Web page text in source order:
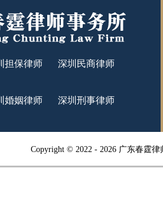
担保律师 深圳民商律师
婚姻律师 深圳刑事律师
Copyright © 2022 - 2026 广东春霆